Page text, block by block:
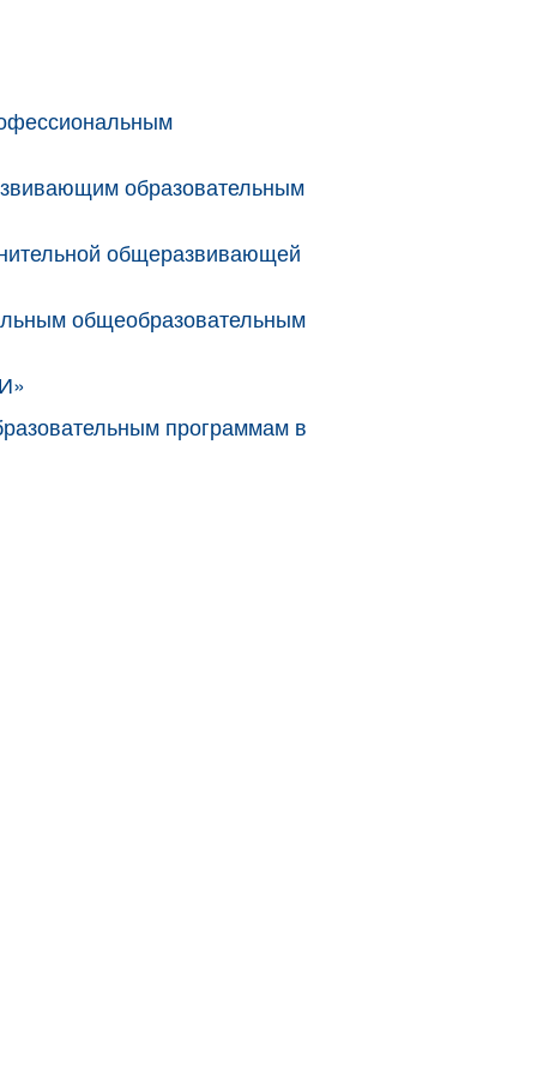
образовательным
общеразвивающей
общеобразовательным
программам в